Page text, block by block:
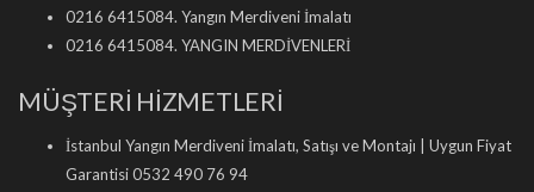
0216 6415084. Yangın Merdiveni İmalatı
0216 6415084. YANGIN MERDİVENLERİ
MÜŞTERİ HİZMETLERİ
İstanbul Yangın Merdiveni İmalatı, Satışı ve Montajı | Uygun Fiyat
Garantisi 0532 490 76 94